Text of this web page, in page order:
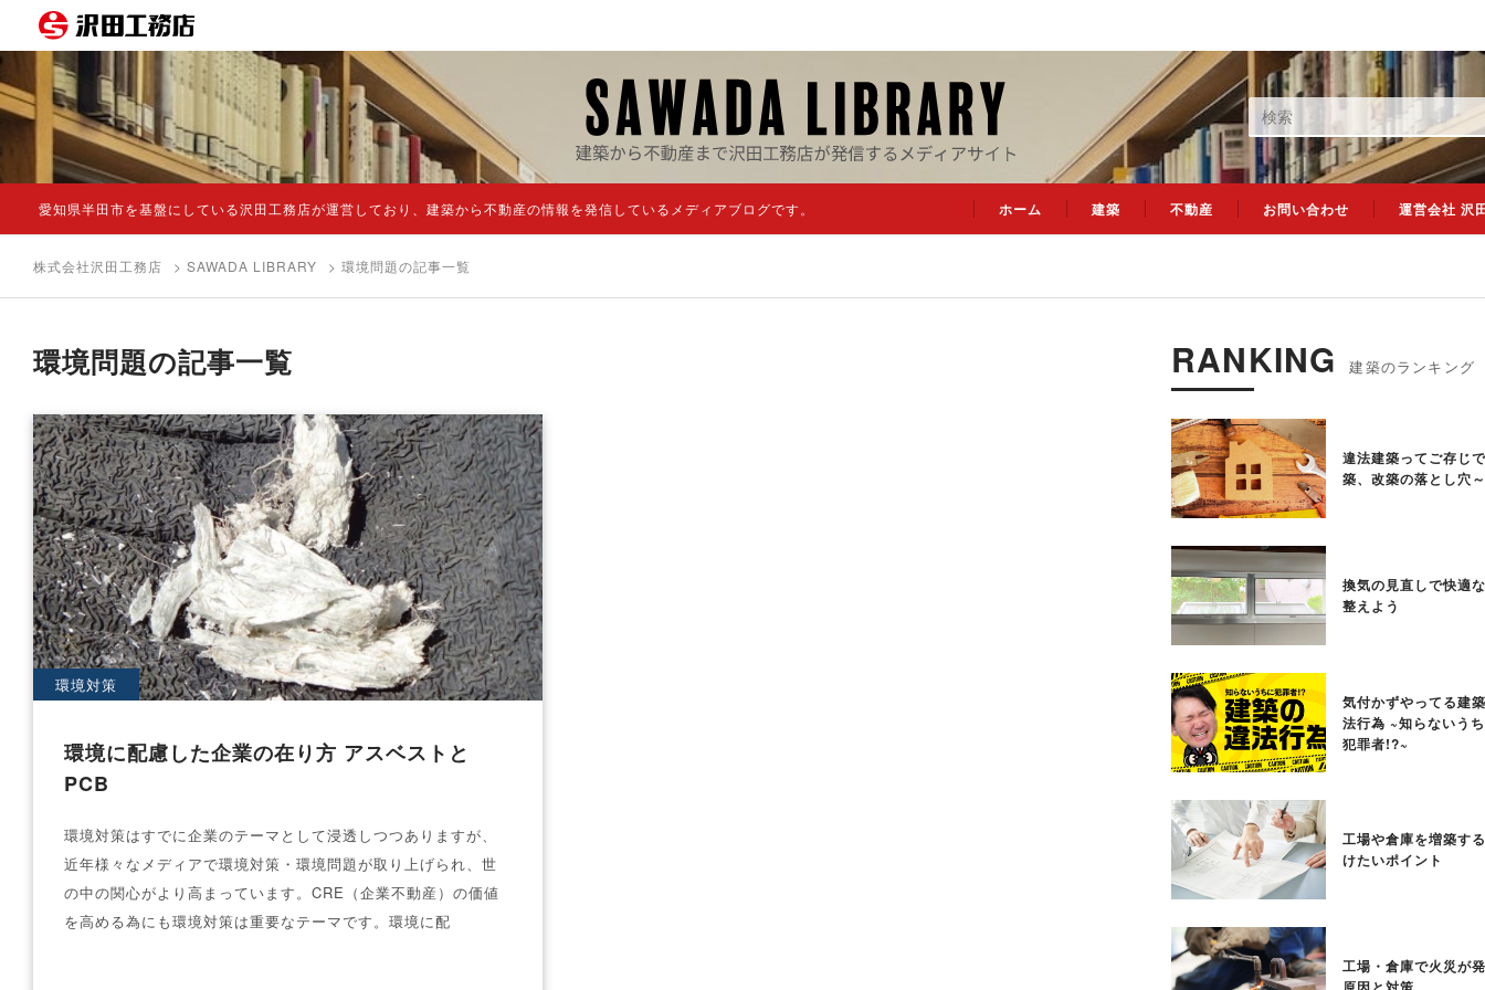
愛知県半田市を基盤にしている沢田工務店が運営しており、建築から不動産の情報を発信しているメディアブログです。 ホーム 建築 不動産 お問い合わせ 運営会社 沢
株式会社沢田工務店 > SAWADA LIBRARY > 環境問題の記事一覧
環境問題の記事一覧
環境対策
環境に配慮した企業の在り方 アスベストと
PCB
環境対策はすでに企業のテーマとして浸透しつつありますが、
近年様々なメディアで環境対策・環境問題が取り上げられ、世
の中の関心がより高まっています。CRE（企業不動産）の価値
を高める為にも環境対策は重要なテーマです。環境に配
RANKING
違法建築ってご存じ
築、改築の落とし穴～
換気の見直しで快適
整えよう
気付かずやってる建
法行為 ~知らないう
犯罪者!?~
工場や倉庫を増築す
けたいポイント
工場・倉庫で火災が